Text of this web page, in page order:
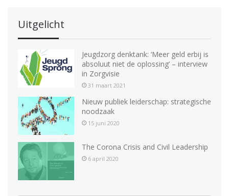
Uitgelicht
Jeugdzorg denktank: ‘Meer geld erbij is
absoluut niet de oplossing’ – interview
in Zorgvisie
31 maart 2021
Nieuw publiek leiderschap: strategische
noodzaak
15 juni 2020
The Corona Crisis and Civil Leadership
6 april 2020